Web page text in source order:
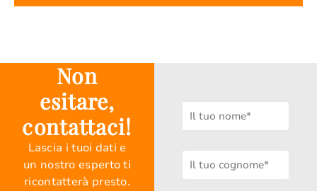
Non
esitare,
contattaci!
Lascia i tuoi dati e
un nostro esperto ti
ricontatterà presto.